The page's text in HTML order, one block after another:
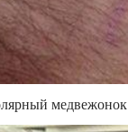
медвежонок